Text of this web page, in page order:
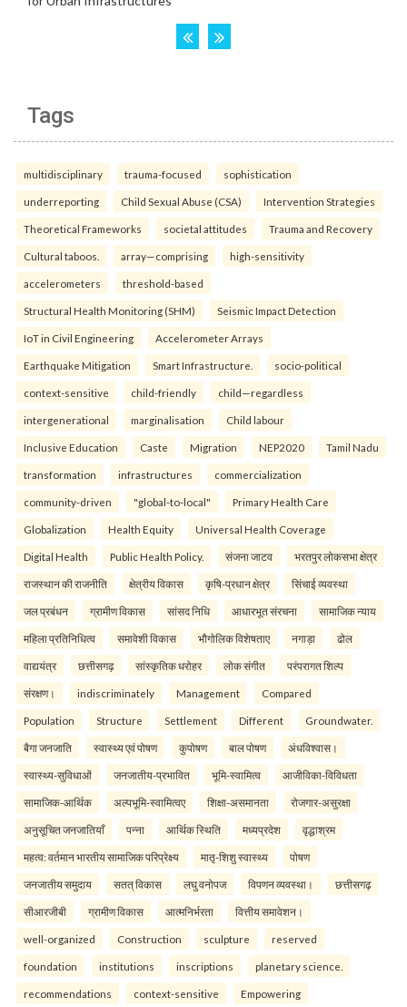
Tags
multidisciplinary trauma-focused sophistication
underreporting Child Sexual Abuse (CSA) Intervention Strategies
Theoretical Frameworks societal attitudes Trauma and Recovery
Cultural taboos. array—comprising high-sensitivity
accelerometers threshold-based
Structural Health Monitoring (SHM) Seismic Impact Detection
IoT in Civil Engineering Accelerometer Arrays
Earthquake Mitigation Smart Infrastructure. socio-political
context-sensitive child-friendly child—regardless
intergenerational marginalisation Child labour
Inclusive Education Caste Migration NEP2020 Tamil Nadu
transformation infrastructures commercialization
community-driven "global-to-local" Primary Health Care
Globalization Health Equity Universal Health Coverage
Digital Health Public Health Policy. संजना जाटव भरतपुर लोकसभा क्षेत्र
राजस्थान की राजनीति क्षेत्रीय विकास कृषि-प्रधान क्षेत्र सिंचाई व्यवस्था
जल प्रबंधन ग्रामीण विकास सांसद निधि आधारभूत संरचना सामाजिक न्याय
महिला प्रतिनिधित्व समावेशी विकास भौगोलिक विशेषताए नगाड़ा ढोल
वाद्ययंत्र छत्तीसगढ़ सांस्कृतिक धरोहर लोक संगीत परंपरागत शिल्प
संरक्षण। indiscriminately Management Compared
Population Structure Settlement Different Groundwater.
बैगा जनजाति स्वास्थ्य एवं पोषण कुपोषण बाल पोषण अंधविश्वास।
स्वास्थ्य-सुविधाओं जनजातीय-प्रभावित भूमि-स्वामित्व आजीविका-विविधता
सामाजिक-आर्थिक अल्पभूमि-स्वामित्वए शिक्षा-असमानता रोजगार-असुरक्षा
अनुसूचित जनजातियाँ पन्ना आर्थिक स्थिति मध्यप्रदेश वृद्धाश्रम
महत्व: वर्तमान भारतीय सामाजिक परिप्रेक्ष्य मातृ-शिशु स्वास्थ्य पोषण
जनजातीय समुदाय सतत् विकास लघु वनोपज विपणन व्यवस्था। छत्तीसगढ़
सीआरजीबी ग्रामीण विकास आत्मनिर्भरता वित्तीय समावेशन।
well-organized Construction sculpture reserved
foundation institutions inscriptions planetary science.
recommendations context-sensitive Empowering